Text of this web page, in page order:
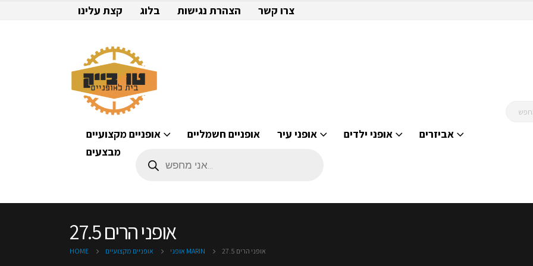
קצת עלינו בלוג הצהרת נגישות צרו קשר
אופניים מקצועיים אופניים חשמליים אופני עיר אופני ילדים
אביזרים
מבצעים
search
אופני הרים 27.5
HOME אופניים מקצועיים אופני MARIN אופני הרים 27.5